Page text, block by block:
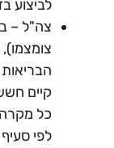
לביצוע
צה"ל –
קיים
כל